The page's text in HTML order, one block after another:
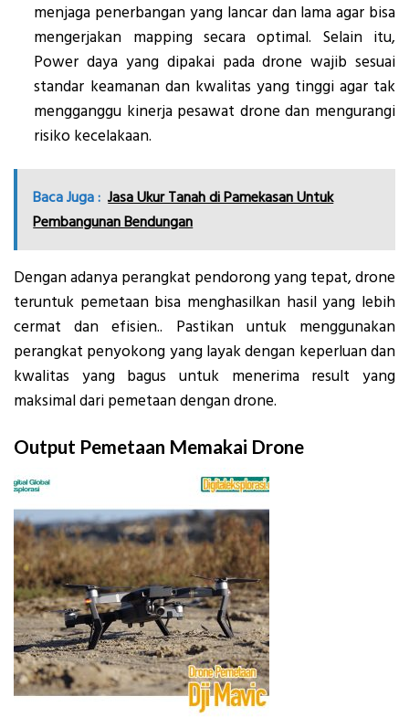
menjaga penerbangan yang lancar dan lama agar bisa
mengerjakan mapping secara optimal. Selain itu,
Power daya yang dipakai pada drone wajib sesuai
standar keamanan dan kwalitas yang tinggi agar tak
mengganggu kinerja pesawat drone dan mengurangi
risiko kecelakaan.
Baca Juga : Jasa Ukur Tanah di Pamekasan Untuk
Pembangunan Bendungan
Dengan adanya perangkat pendorong yang tepat, drone
teruntuk pemetaan bisa menghasilkan hasil yang lebih
cermat dan efisien.. Pastikan untuk menggunakan
perangkat penyokong yang layak dengan keperluan dan
kwalitas yang bagus untuk menerima result yang
maksimal dari pemetaan dengan drone.
Output Pemetaan Memakai Drone